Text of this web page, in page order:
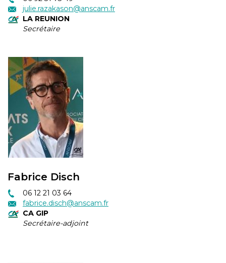
julie.razakason@anscam.fr
LA REUNION
Secrétaire
Fabrice Disch
06 12 21 03 64
fabrice.disch@anscam.fr
CA GIP
Secrétaire-adjoint